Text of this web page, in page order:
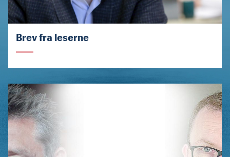
Brev fra leserne